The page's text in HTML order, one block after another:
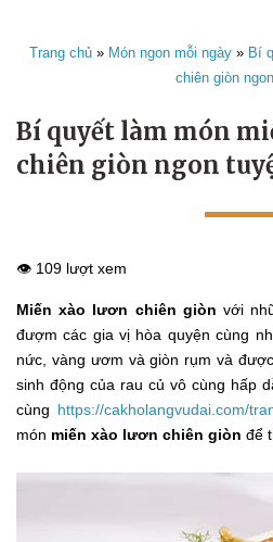
Trang chủ » Món ngon mỗi ngày » Bí
chiên giòn
Bí quyết làm món
chiên giòn ngon
👁️ 109 lượt xem
Miến xào lươn chiên giòn với
đượm các gia vị hòa quyện cùng
nức, vàng ươm và giòn rụm và
sinh động của rau củ vô cùng hấp
cùng https://cakholangvudai.com/
món miến xào lươn chiên giòn để